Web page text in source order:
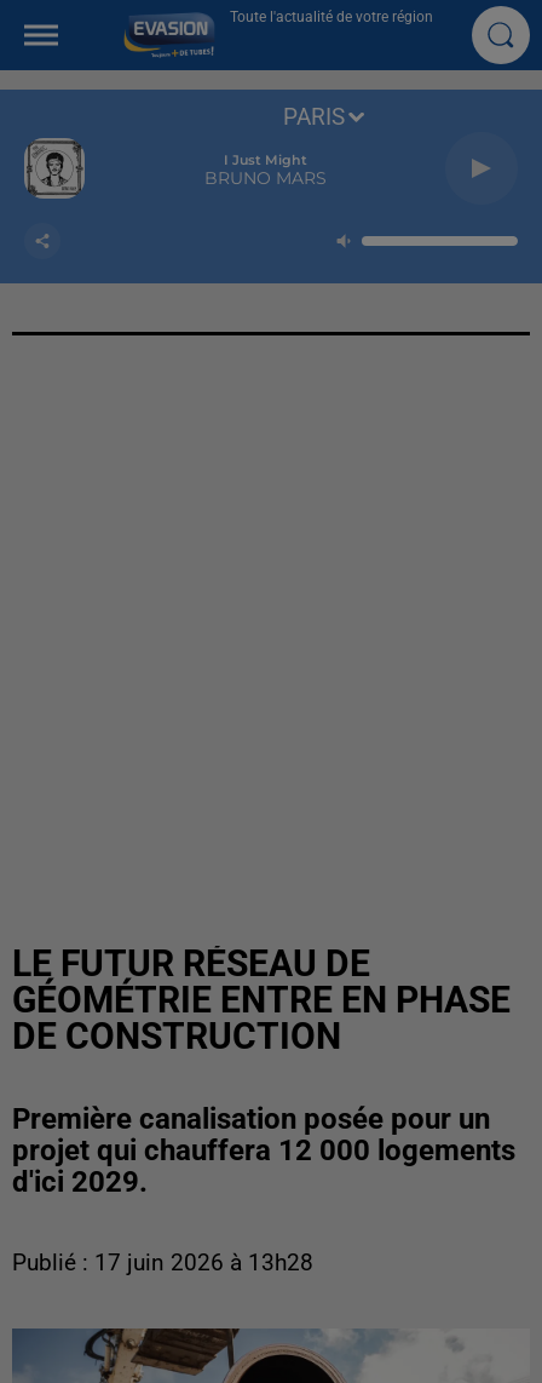
Toute l'actualité de votre région
I Just Might
BRUNO MARS
PARIS
LE FUTUR RÉSEAU DE
GÉOMÉTRIE ENTRE EN PHASE
DE CONSTRUCTION
Première canalisation posée pour un
projet qui chauffera 12 000 logements
d'ici 2029.
Publié : 17 juin 2026 à 13h28